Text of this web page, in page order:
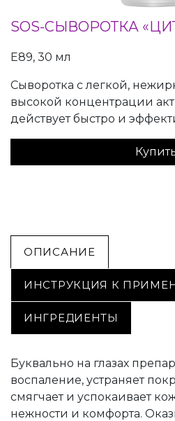
SOS-СЫВОРОТКА
E89, 30 мл
Сыворотка с легкой,
высокой концентрации
действует быстро и
ОПИСАНИЕ
ИНСТРУКЦИЯ К
ИНГРЕДИЕНТЫ
Буквально на глазах
воспаление, устраняет
смягчает и успокаивает
нежности и комфорта.